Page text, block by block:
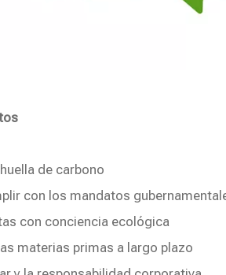
de carbono
con los mandatos
con conciencia ecológica
materias primas a largo plazo